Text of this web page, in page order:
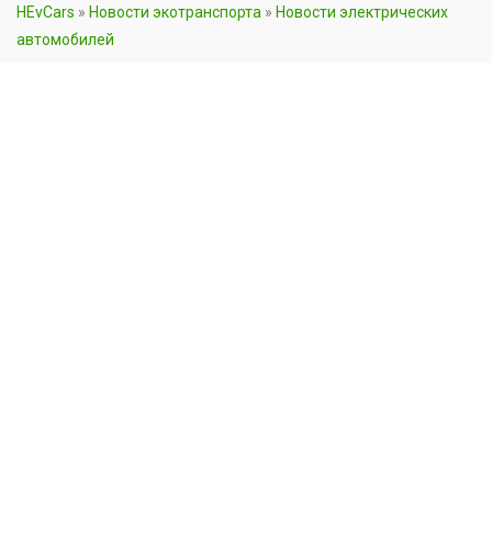
HEvCars » Новости экотранспорта » Новости электрических
автомобилей